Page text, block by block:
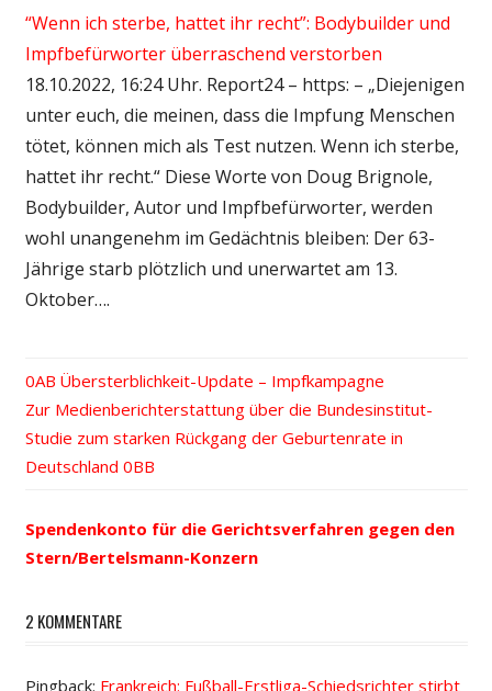
“Wenn ich sterbe, hattet ihr recht”: Bodybuilder und
Impfbefürworter überraschend verstorben
18.10.2022, 16:24 Uhr. Report24 – https: – „Diejenigen
unter euch, die meinen, dass die Impfung Menschen
tötet, können mich als Test nutzen. Wenn ich sterbe,
hattet ihr recht.“ Diese Worte von Doug Brignole,
Bodybuilder, Autor und Impfbefürworter, werden
wohl unangenehm im Gedächtnis bleiben: Der 63-
Jährige starb plötzlich und unerwartet am 13.
Oktober….
Beitrags-
Navigation
Vorheriger
Beitrag:
Übersterblichkeit-Update – Impfkampagne
Nächster
Beitrag:
Zur Medienberichterstattung über die Bundesinstitut-
Studie zum starken Rückgang der Geburtenrate in
Deutschland
Spendenkonto für die Gerichtsverfahren gegen den
Stern/Bertelsmann-Konzern
2 KOMMENTARE
Pingback: Frankreich: Fußball-Erstliga-Schiedsrichter stirbt